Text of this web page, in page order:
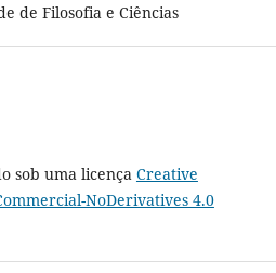
de Filosofia e Ciências
sob uma licença Creative
NoDerivatives 4.0